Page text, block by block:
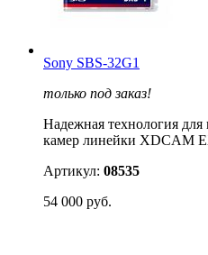
Sony SBS-32G1
только под заказ!
Надежная технология
камер линейки XDCAM
Артикул: 08535
54 000 руб.